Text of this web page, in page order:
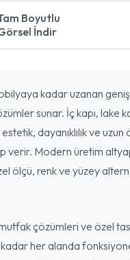
Boyutlu
İndir
kadar uzanan
sunar. İç kapı, lake
dayanıklılık ve uzun
Modern üretim
ölçü, renk ve yüzey
çözümleri ve özel
her alanda